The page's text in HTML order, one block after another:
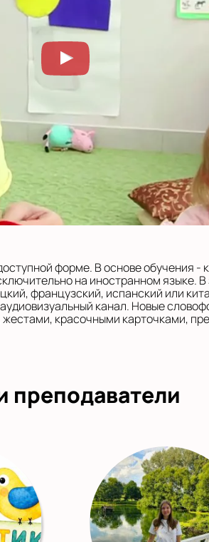
форме. В основе обучения -
на иностранном языке.
французский, испанский или
канал. Новые
красочными карточками,
преподаватели